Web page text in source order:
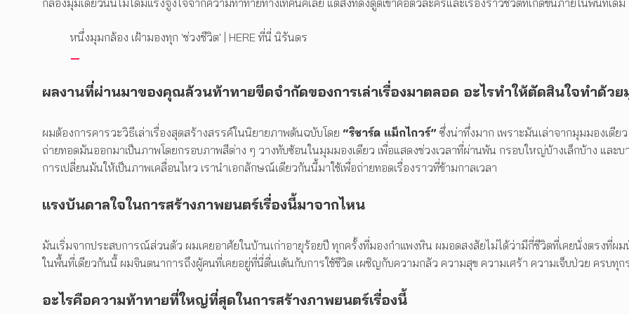
กล้องมุมเดียวนั้นไม่ได้มีแรงจูงใจจากความท้าทายทางเทคนิคเลย แต่สิ่งที่ดึงดูดเขาคือตัวละครและเรื่องราวชีวิตที่เกิดขึ้นภายในพื้นที่เดิ
หนึ่งมุมกล้อง เฝ้ามองทุก 'ช่วงชีวิต' | HERE ที่นี่ นิรันดร
ผลงานที่ผ่านมาของคุณล้วนท้าทายขีดจำกัดของการเล่าเรื่องมาตลอด อะไรทำให้ตัดสินใจทำด้วย
ผมต้องการคารวะวิธีเล่าเรื่องสุดสร้างสรรค์ในนิยายภาพต้นฉบับโดย “ริชาร์ด แม็กไกวร์” ซึ่งน่าทึ่งมาก เพราะมันเล่าจากมุมมองเดีย
ถ่ายทอดมันออกมาเป็นภาพโดยกรอบภาพสีต่าง ๆ วางทับซ้อนในมุมมองเดียว เพื่อแสดงช่วงเวลาที่ผ่านพ้น กรอบใหญ่บ้างเล็กบ้าง และบ
การเปลี่ยนมันให้เป็นภาพเคลื่อนไหว เรานำเอกลักษณ์เดียวกันนี้มาใช้เพื่อถ่ายทอดเรื่องราวที่ข้ามกาลเวลา
แรงบันดาลใจในการสร้างภาพยนตร์เรื่องนี้มาจากไหน
มันเริ่มจากประสบการณ์ส่วนตัว ผมเคยอาศัยในบ้านเก่าอายุร้อยปี ทุกครั้งที่มองกำแพงหิน ผมอดสงสัยไม่ได้ว่ามีกี่ชีวิตที่เคยนั่งตรงที่ผม
ในพื้นที่เดียวกันนี้ ผมจินตนาการถึงผู้คนที่เคยอยู่ที่นี่ตื่นเต้นกับการใช้ชีวิต เผชิญกับความกลัว ความสุข ความเศร้า ความเจ็บป่วย ครบทุก
อะไรคือความท้าทายที่ใหญ่ที่สุดในการสร้างภาพยนตร์เรื่องนี้